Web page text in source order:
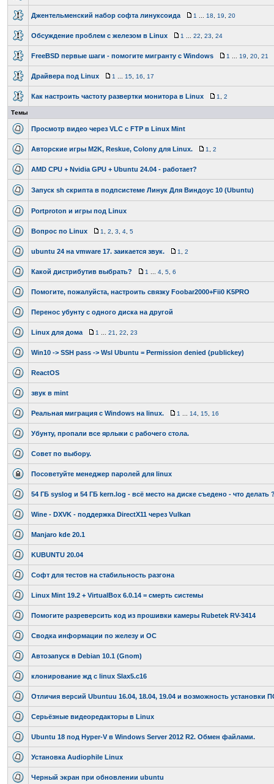
Джентельменский набор софта линуксоида 1 18 19 20
Обсуждение проблем с железом в Linux 1 22 23 24
FreeBSD первые шаги - помогите мигранту с Windows 1 19 20 21
Драйвера под Linux 1 15 16 17
Как настроить частоту развертки монитора в Linux 1 2
Темы
Просмотр видео через VLC с FTP в Linux Mint
Авторские игры M2K, Reskue, Colony для Linux. 1 2
AMD CPU + Nvidia GPU + Ubuntu 24.04 - работает?
Запуск sh скрипта в подпсистеме Линук Для Виндоус 10 (Ubuntu)
Portproton и игры под Linux
Вопрос по Linux 1 2 3 4 5
ubuntu 24 на vmware 17. заикается звук. 1 2
Какой дистрибутив выбрать? 1 4 5 6
Помогите, пожалуйста, настроить связку Foobar2000+Fii0 K5PRO
Перенос убунту с одного диска на другой
Linux для дома 1 21 22 23
Win10 -> SSH pass -> Wsl Ubuntu = Permission denied (publickey)
ReactOS
звук в mint
Реальная миграция с Windows на linux. 1 14 15 16
Убунту, пропали все ярлыки с рабочего стола.
Совет по выбору.
Посоветуйте менеджер паролей для linux
54 ГБ syslog и 54 ГБ kern.log - всё место на диске съедено - что делать
Wine - DXVK - поддержка DirectX11 через Vulkan
Manjaro kde 20.1
KUBUNTU 20.04
Софт для тестов на стабильность разгона
Linux Mint 19.2 + VirtualBox 6.0.14 = смерть системы
Помогите разреверсить код из прошивки камеры Rubetek RV-3414
Сводка информации по железу и ОС
Автозапуск в Debian 10.1 (Gnom)
клонирование жд с linux Slax5.c16
Отличия версий Ubuntuu 16.04, 18.04, 19.04 и возможность установки
Серьёзные видеоредакторы в Linux
Ubuntu 18 под Hyper-V в Windows Server 2012 R2. Обмен файлами.
Установка Audiophile Linux
Черный экран при обновлении ubuntu